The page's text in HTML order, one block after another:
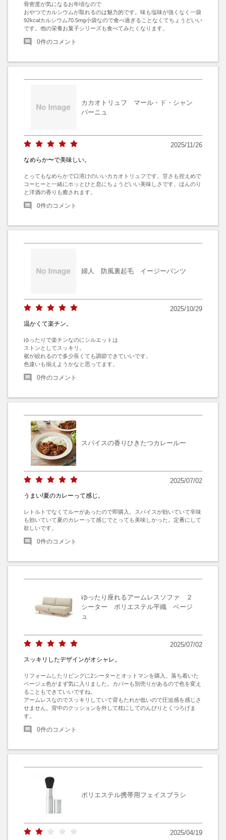
骨密度が気になるお年頃なので
おやつでカルシウムが取れるのは魅力的です。味も塩味が強くなく一袋
92kcalカルシウム70.5mg小袋なので食べ過ぎることなくてちょうどいい
です。他の栄養お菓子シリーズも食べてみたくなります。
0件のコメント
カカオトリュフ マール・ド・シャン
パーニュ
2025/11/26
なめらか〜で美味しい。
とってもなめらかで口溶けのいいカカオトリュフです。甘さも控えめで
コーヒーと一緒にホッとひと息にちょうどいい美味しさです。ほんのり
と洋酒の香りも癒されます。
0件のコメント
婦人 防風裏起毛 イージーパンツ
2025/10/29
温かくて楽チン。
ゆったりで楽チンなのにシルエットは
ストンとしてスッキリ。
裾が絞れるので多少長くても調節できていいです。
色違いも揃えようかなと思ってます。
0件のコメント
スパイスの香りひきたつカレールー
2025/07/02
うまい!夏のカレーって感じ。
レトルトでなくてルーがあったので即購入。スパイスが効いていて辛味
も効いていて夏のカレーって感じでとっても美味しかった。定番にして
欲しいです。
0件のコメント
ゆったり座れるアームレスソファ ２
シーター ポリエステル平織 ベージ
ュ
2025/07/02
スッキリしたデザインがオシャレ。
リフォームしたリビングに2シーターとオットマンを購入。落ち着いた
ベージュ色がまず気に入りました。カバーも別売りがあるので色を変え
ることもできていいですね。
アームレスなのでスッキリしていて背もたれが低いので圧迫感を感じさ
せません。背中のクッションを外して枕にしてのんびりとくつろげま
す。
0件のコメント
ポリエステル携帯用フェイスブラシ
2025/04/19